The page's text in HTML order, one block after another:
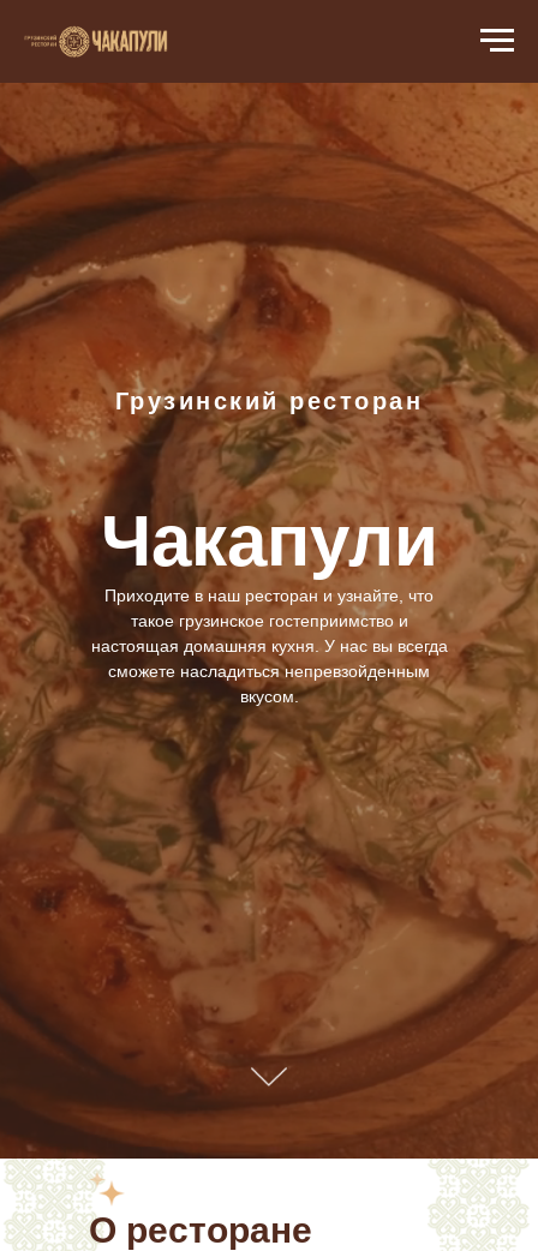
Чакапули
Приходите в наш ресторан и узнайте, что
такое грузинское гостеприимство и
настоящая домашняя кухня. У нас вы всегда
сможете насладиться непревзойденным
вкусом.
Грузинский ресторан
О ресторане